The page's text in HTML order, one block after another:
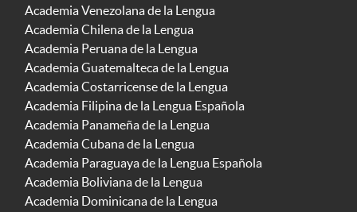
Academia Venezolana de la Lengua
Academia Chilena de la Lengua
Academia Peruana de la Lengua
Academia Guatemalteca de la Lengua
Academia Costarricense de la Lengua
Academia Filipina de la Lengua Española
Academia Panameña de la Lengua
Academia Cubana de la Lengua
Academia Paraguaya de la Lengua Española
Academia Boliviana de la Lengua
Academia Dominicana de la Lengua